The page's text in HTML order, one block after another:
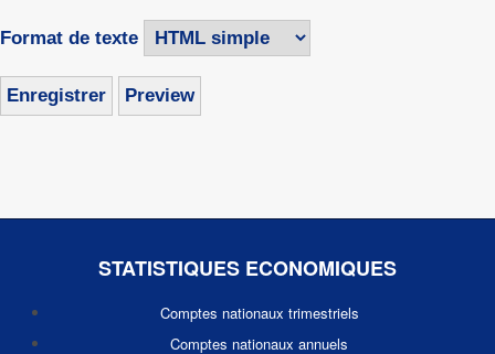
Format de texte
STATISTIQUES ECONOMIQUES
Comptes nationaux trimestriels
Comptes nationaux annuels